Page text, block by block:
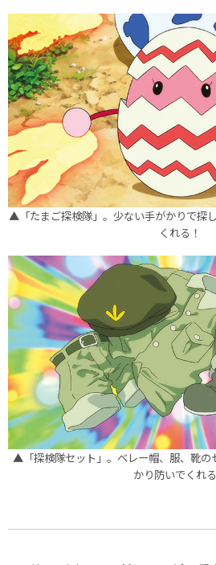
▲「たまご探検隊」。少ない手がかりで探
くれる！
▲「探検隊セット」。ベレー帽、服、靴
かり防いでくれる